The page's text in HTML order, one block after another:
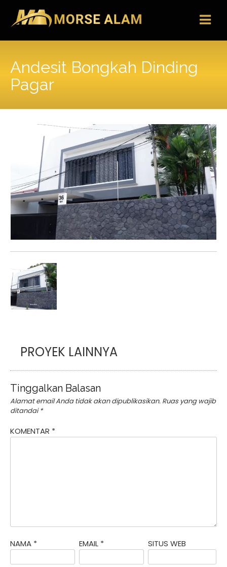
content
Andesit Bongkah Dinding
Pagar
PROYEK LAINNYA
Tinggalkan Balasan
Alamat email Anda tidak akan dipublikasikan. Ruas yang wajib
ditandai*
KOMENTAR *
NAMA * EMAIL * SITUS WEB